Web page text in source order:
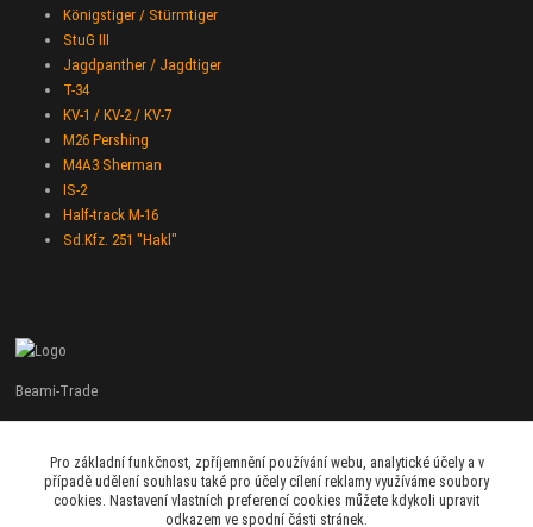
Königstiger / Stürmtiger
StuG III
Jagdpanther / Jagdtiger
T-34
KV-1 / KV-2 / KV-7
M26 Pershing
M4A3 Sherman
IS-2
Half-track M-16
Sd.Kfz. 251 "Hakl"
Beami-Trade
+420 775 427 778
Po - Pá 9:00 - 16:00
admin@beami-trade.cz
Pro základní funkčnost, zpříjemnění používání webu, analytické účely a v
případě udělení souhlasu také pro účely cílení reklamy využíváme soubory
cookies. Nastavení vlastních preferencí cookies můžete kdykoli upravit
odkazem ve spodní části stránek.